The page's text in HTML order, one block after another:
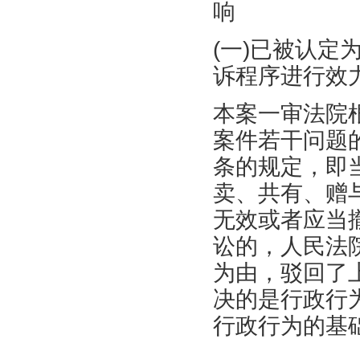
响
(一)已被认定
诉程序进行效
本案一审法院
案件若干问题
条的规定，即
卖、共有、赠
无效或者应当
讼的，人民法
为由，驳回了
决的是行政行
行政行为的基